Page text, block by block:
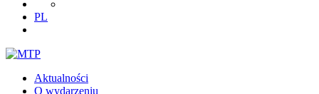
PL
Aktualności
O wydarzeniu